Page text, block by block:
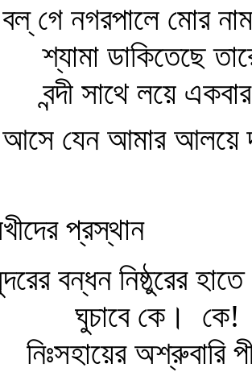
বল্‌ গে নগরপালে মোর
শ্যামা ডাকিতেছে
বন্দী সাথে লয়ে
আসে যেন আমার আলয়ে
প্রস্থান
বন্ধন নিষ্ঠুরের হাতে
ঘুচাবে কে।
কে!
নিঃসহায়ের অশ্রুবারি